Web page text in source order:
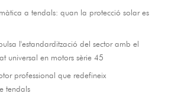
a tendals: quan la protecció solar es
l'estandardització del sector amb el
universal en motors sèrie 45
professional que redefineix
tendals